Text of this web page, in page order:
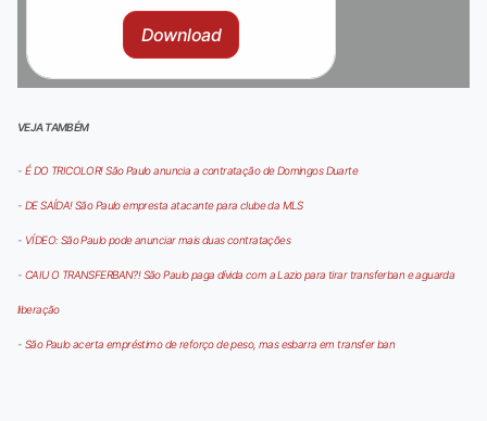
Download
VEJA TAMBÉM
- É DO TRICOLOR! São Paulo anuncia a contratação de Domingos Duarte
- DE SAÍDA! São Paulo empresta atacante para clube da MLS
- VÍDEO: São Paulo pode anunciar mais duas contratações
- CAIU O TRANSFERBAN?! São Paulo paga dívida com a Lazio para tirar transferban e aguarda
liberação
- São Paulo acerta empréstimo de reforço de peso, mas esbarra em transfer ban